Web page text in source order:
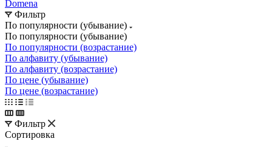
Domena
Фильтр
По популярности (убывание)
По популярности (убывание)
По популярности (возрастание)
По алфавиту (убывание)
По алфавиту (возрастание)
По цене (убывание)
По цене (возрастание)
Фильтр
Сортировка